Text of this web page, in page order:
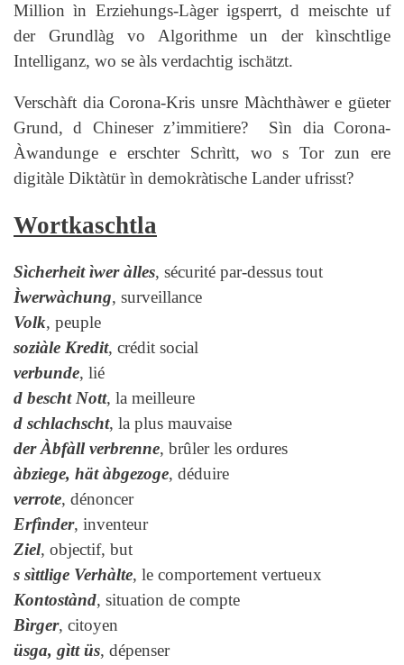
Million ìn Erziehungs-Làger igsperrt, d meischte uf
der Grundlàg vo Algorithme un der kìnschtlige
Intelliganz, wo se àls verdachtig ischätzt.
Verschàft dia Corona-Kris unsre Màchthàwer e güeter
Grund, d Chineser z’immitiere? Sìn dia Corona-
Àwandunge e erschter Schrìtt, wo s Tor zun ere
digitàle Diktàtür ìn demokràtische Lander ufrisst?
Wortkaschtla
Sìcherheit ìwer àlles, sécurité par-dessus tout
Ìwerwàchung, surveillance
Volk, peuple
soziàle Kredit, crédit social
verbunde, lié
d bescht Nott, la meilleure
d schlachscht, la plus mauvaise
der Àbfàll verbrenne, brûler les ordures
àbziege, hät àbgezoge, déduire
verrote, dénoncer
Erfìnder, inventeur
Ziel, objectif, but
s sìttlige Verhàlte, le comportement vertueux
Kontostànd, situation de compte
Bìrger, citoyen
üsga, gìtt üs, dépenser